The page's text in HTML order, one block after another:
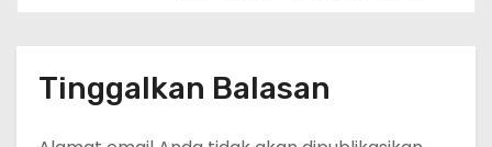
Tinggalkan Balasan